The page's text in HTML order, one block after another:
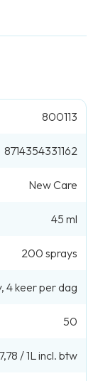
800113
8714354331162
New Care
45 ml
200 sprays
, 4 keer per dag
50
/1L incl. btw